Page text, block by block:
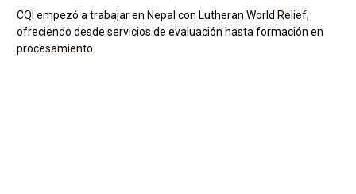
CQI empezó a trabajar en Nepal con Lutheran World Relief,
ofreciendo desde servicios de evaluación hasta formación en
procesamiento.